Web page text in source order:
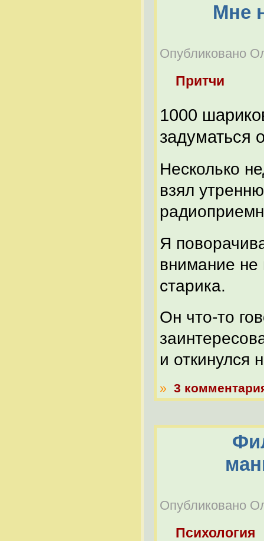
Мне
Опубликовано
Притчи
1000
задуматься
Несколько
взял
Я
внимание не
старика.
Он что-то
и откинулся
» 3
Опубликовано
Психология